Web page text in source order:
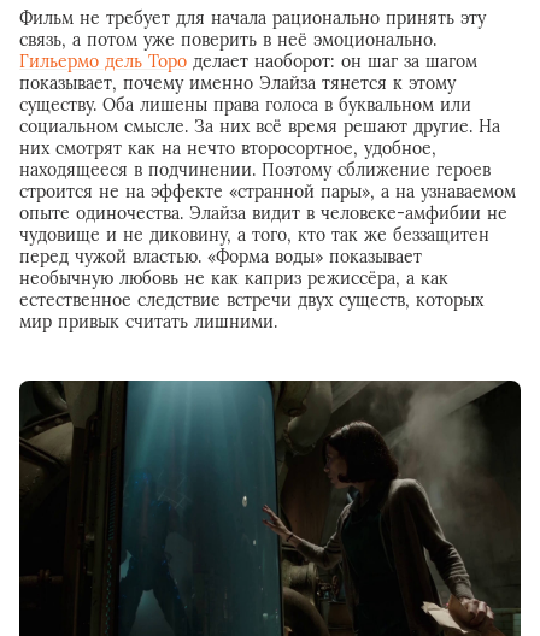
Фильм не требует для начала рационально принять эту
связь, а потом уже поверить в неё эмоционально.
Гильермо дель Торо делает наоборот: он шаг за шагом
показывает, почему именно Элайза тянется к этому
существу. Оба лишены права голоса в буквальном или
социальном смысле. За них всё время решают другие. На
них смотрят как на нечто второсортное, удобное,
находящееся в подчинении. Поэтому сближение героев
строится не на эффекте «странной пары», а на узнаваемом
опыте одиночества. Элайза видит в человеке-амфибии не
чудовище и не диковину, а того, кто так же беззащитен
перед чужой властью. «Форма воды» показывает
необычную любовь не как каприз режиссёра, а как
естественное следствие встречи двух существ, которых
мир привык считать лишними.